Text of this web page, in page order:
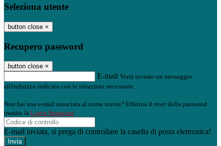
Seleziona utente
button close ×
Recupero password
button close ×
E-mail Verrà inviato un messaggio
all'indirizzo indicato con le istruzioni necessarie.
Non hai una e-mail associata al nome utente? Effettua il reset della password
tramite la Login Spaggiari
E-mail inviata, si prega di controllare la casella di posta elettronica!